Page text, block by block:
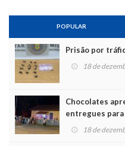
POPULAR
Prisão por
18 de
Chocolates
entregues para
Noel
18 de